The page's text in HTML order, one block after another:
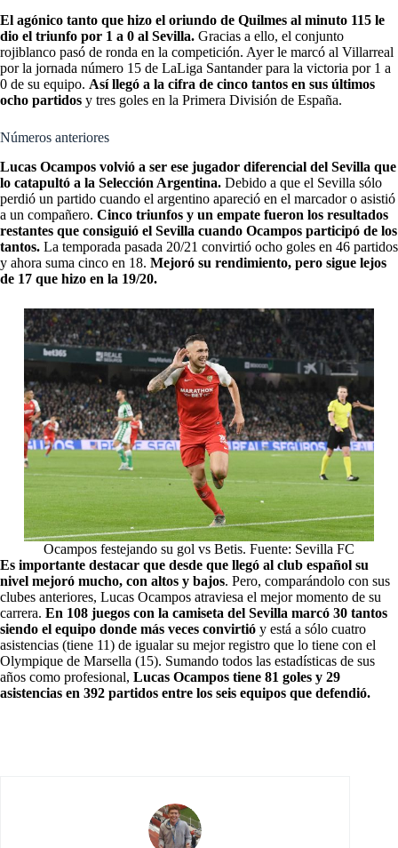
El agónico tanto que hizo el oriundo de Quilmes al minuto 115 le
dio el triunfo por 1 a 0 al Sevilla. Gracias a ello, el conjunto
rojiblanco pasó de ronda en la competición. Ayer le marcó al Villarreal
por la jornada número 15 de LaLiga Santander para la victoria por 1 a
0 de su equipo. Así llegó a la cifra de cinco tantos en sus últimos
ocho partidos y tres goles en la Primera División de España.
Números anteriores
Lucas Ocampos volvió a ser ese jugador diferencial del Sevilla que
lo catapultó a la Selección Argentina. Debido a que el Sevilla sólo
perdió un partido cuando el argentino apareció en el marcador o asistió
a un compañero. Cinco triunfos y un empate fueron los resultados
restantes que consiguió el Sevilla cuando Ocampos participó de los
tantos. La temporada pasada 20/21 convirtió ocho goles en 46 partidos
y ahora suma cinco en 18. Mejoró su rendimiento, pero sigue lejos
de 17 que hizo en la 19/20.
Ocampos festejando su gol vs Betis. Fuente: Sevilla FC
Es importante destacar que desde que llegó al club español su
nivel mejoró mucho, con altos y bajos. Pero, comparándolo con sus
clubes anteriores, Lucas Ocampos atraviesa el mejor momento de su
carrera. En 108 juegos con la camiseta del Sevilla marcó 30 tantos
siendo el equipo donde más veces convirtió y está a sólo cuatro
asistencias (tiene 11) de igualar su mejor registro que lo tiene con el
Olympique de Marsella (15). Sumando todos las estadísticas de sus
años como profesional, Lucas Ocampos tiene 81 goles y 29
asistencias en 392 partidos entre los seis equipos que defendió.